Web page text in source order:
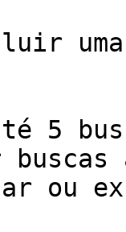
5
ou